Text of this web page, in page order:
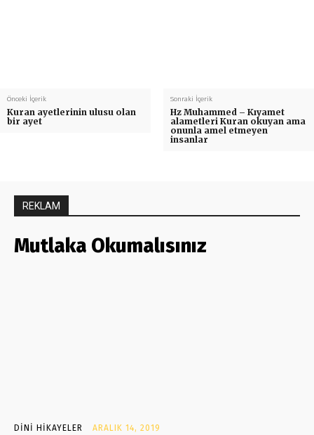
Önceki İçerik
Kuran ayetlerinin ulusu olan
bir ayet
Sonraki İçerik
Hz Muhammed – Kıyamet
alametleri Kuran okuyan ama
onunla amel etmeyen
insanlar
REKLAM
Mutlaka Okumalısınız
DINI HIKAYELER ARALIK 14, 2019